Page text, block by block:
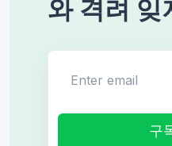
와 격려
구